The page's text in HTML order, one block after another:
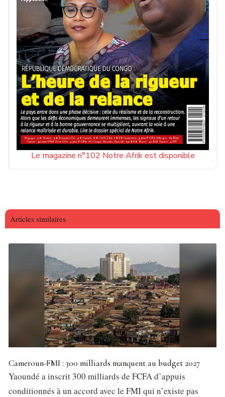
Le magazine n°102 Notre Afrik est disponible
Articles similaires
Cameroun-FMI : 300 milliards manquent au budget 2027
Yaoundé a inscrit 300 milliards de FCFA d’appuis
conditionnés à un accord avec le FMI qui n’existe pas